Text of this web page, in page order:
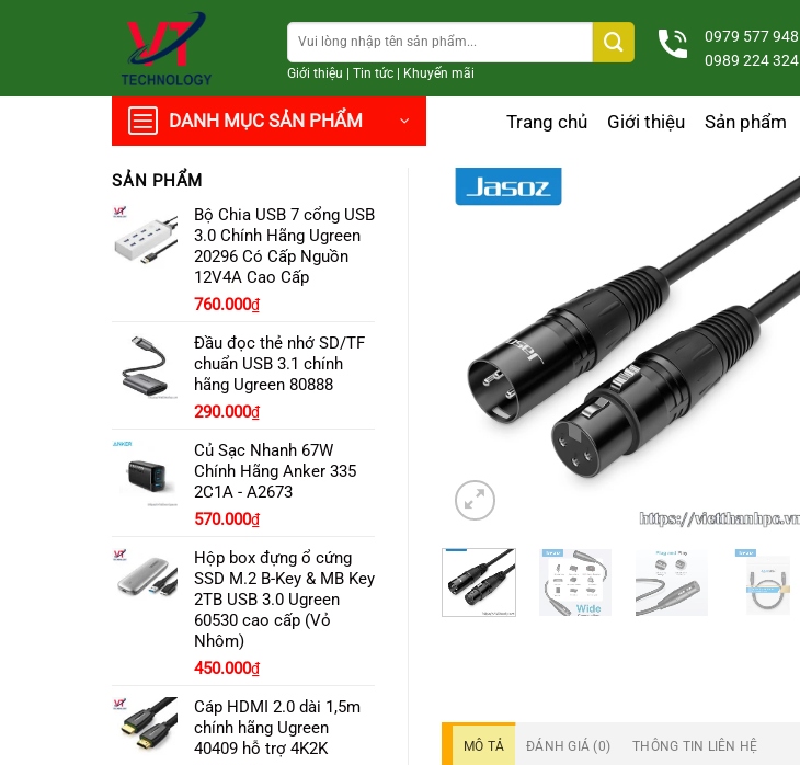
Tìm
kiếm:
Giới thiệu Tin tức| Khuyến mãi
0979 577 948
0989 224 324
DANH MỤC SẢN PHẨM Trang chủ Giới thiệu Sản phẩm
SẢN PHẨM
Bộ Chia USB 7 cổng USB
3.0 Chính Hãng Ugreen
20296 Có Cấp Nguồn
12V4A Cao Cấp
760.000₫
Đầu đọc thẻ nhớ SD/TF
chuẩn USB 3.1 chính
hãng Ugreen 80888
290.000₫
Củ Sạc Nhanh 67W
Chính Hãng Anker 335
2C1A - A2673
Giá
là:
800.000₫.
570.000₫Giá
tại
là:
570.000₫.
Hộp box đựng ổ cứng
SSD M.2 B-Key & MB Key
2TB USB 3.0 Ugreen
60530 cao cấp (Vỏ
Nhôm)
450.000₫
Cáp HDMI 2.0 dài 1,5m
chính hãng Ugreen
40409 hỗ trợ 4K2K
MÔ TẢ ĐÁNH GIÁ (0) THÔNG TIN LIÊN HỆ